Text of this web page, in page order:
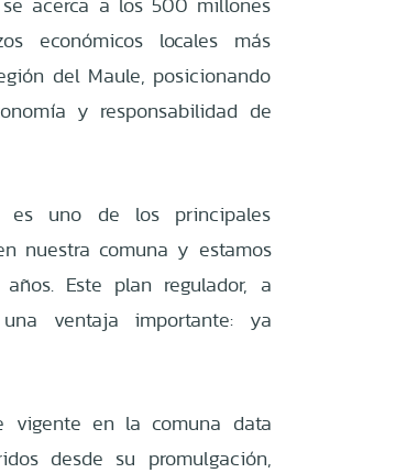
económicos locales más
del Maule, posicionando
y responsabilidad de
es uno de los principales
nuestra comuna y estamos
Este plan regulador, a
ventaja importante: ya
vigente en la comuna data
desde su promulgación,